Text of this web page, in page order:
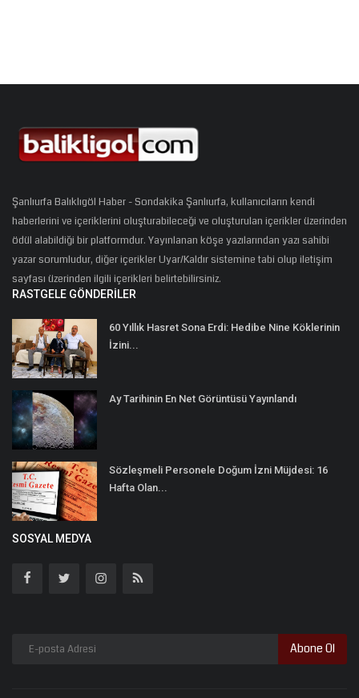
Şanlıurfa Balıklıgöl Haber - Sondakika Şanlıurfa, kullanıcıların kendi
haberlerini ve içeriklerini oluşturabileceği ve oluşturulan içerikler üzerinden
ödül alabildiği bir platformdur. Yayınlanan köşe yazılarından yazı sahibi
yazar sorumludur, diğer içerikler Uyar/Kaldır sistemine tabi olup iletişim
sayfası üzerinden ilgili içerikleri belirtebilirsiniz.
RASTGELE GÖNDERILER
60 Yıllık Hasret Sona Erdi: Hedibe Nine Köklerinin
İzini...
Ay Tarihinin En Net Görüntüsü Yayınlandı
Sözleşmeli Personele Doğum İzni Müjdesi: 16
Hafta Olan...
SOSYAL MEDYA
Abone Ol